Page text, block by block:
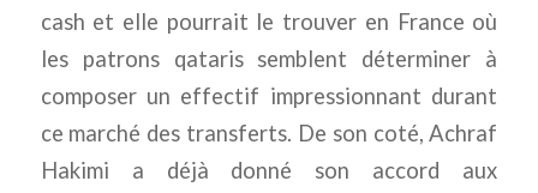
cash et elle pourrait le trouver en France où
les patrons qataris semblent déterminer à
composer un effectif impressionnant durant
ce marché des transferts. De son coté, Achraf
Hakimi a déjà donné son accord aux